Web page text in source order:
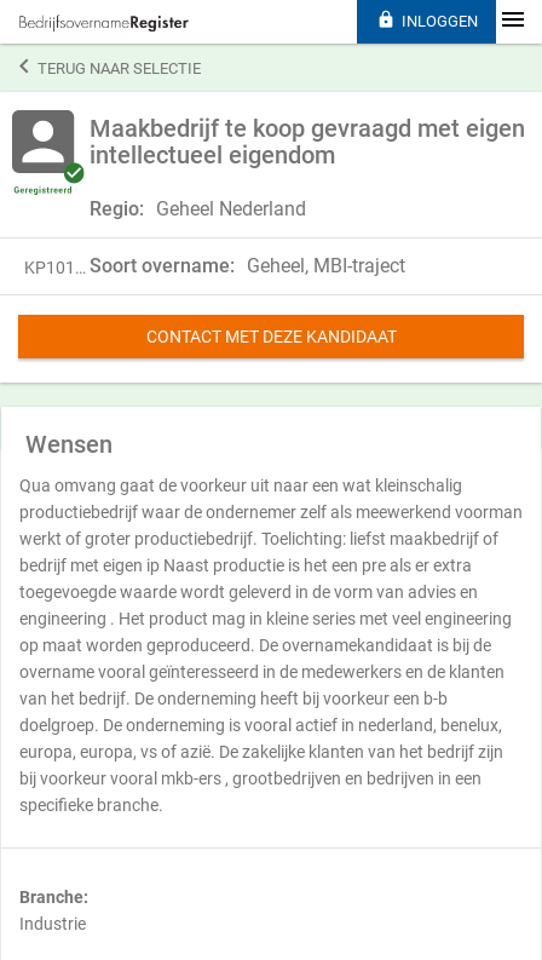
TERUG NAAR SELECTIE
Maakbedrijf te koop gevraagd met eigen
intellectueel eigendom
Regio: Geheel Nederland
KP10187 Soort overname: Geheel, MBI-traject
CONTACT MET DEZE KANDIDAAT
Wensen
Qua omvang gaat de voorkeur uit naar een wat kleinschalig
productiebedrijf waar de ondernemer zelf als meewerkend voorman
werkt of groter productiebedrijf. Toelichting: liefst maakbedrijf of
bedrijf met eigen ip Naast productie is het een pre als er extra
toegevoegde waarde wordt geleverd in de vorm van advies en
engineering . Het product mag in kleine series met veel engineering
op maat worden geproduceerd. De overnamekandidaat is bij de
overname vooral geïnteresseerd in de medewerkers en de klanten
van het bedrijf. De onderneming heeft bij voorkeur een b-b
doelgroep. De onderneming is vooral actief in nederland, benelux,
europa, europa, vs of azië. De zakelijke klanten van het bedrijf zijn
bij voorkeur vooral mkb-ers , grootbedrijven en bedrijven in een
specifieke branche.
Branche:
Industrie
 INLOGGEN